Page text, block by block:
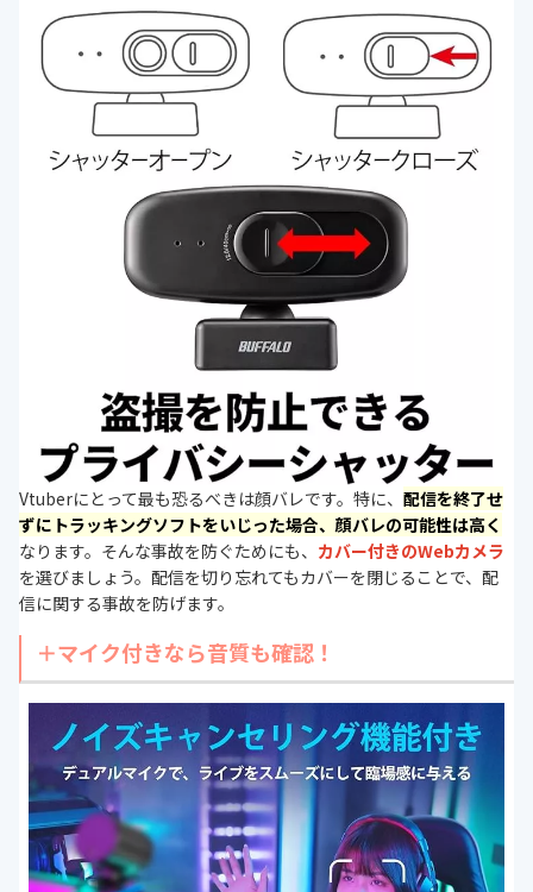
Vtuberにとって最も恐るべきは顔バレです。特に、 配信を終了せ
ずにトラッキングソフトをいじった場合、顔バレの可能性は高く
なります。そんな事故を防ぐためにも、 カバー付きのWebカメラ
を選びましょう。配信を切り忘れてもカバーを閉じることで、配
信に関する事故を防げます。
＋マイク付きなら音質も確認！